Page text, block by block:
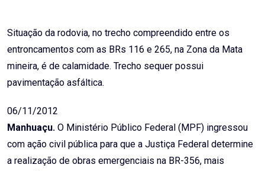
Situação da rodovia, no trecho compreendido entre os
entroncamentos com as BRs 116 e 265, na Zona da Mata
mineira, é de calamidade. Trecho sequer possui
pavimentação asfáltica.
06/11/2012
Manhuaçu. O Ministério Público Federal (MPF) ingressou
com ação civil pública para que a Justiça Federal determine
a realização de obras emergenciais na BR-356, mais